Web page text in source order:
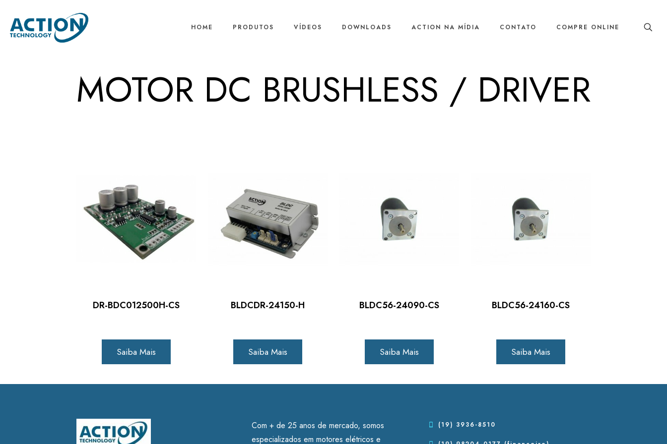
HOME PRODUTOS VÍDEOS DOWNLOADS ACTION NA MÍDIA CONTATO COMPRE ONLINE
MOTOR DC BRUSHLESS / DRIVER
DR-BDC012500H-CS
Saiba Mais
BLDCDR-24150-H
Saiba Mais
BLDC56-24090-CS
Saiba Mais
BLDC56-24160-CS
Saiba Mais
Com + de 25 anos de mercado, somos
especializados em motores elétricos e
(19) 3936-8510